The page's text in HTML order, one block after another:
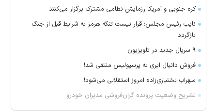
کره جنوبی و آمریکا رزمایش نظامی مشترک برگزار می‌کنند
نایب رئیس مجلس: قرار نیست تنگه هرمز به شرایط قبل از جنگ
بازگردد
۹ سریال جدید در تلویزیون
فروش دانیال ایری به پرسپولیس منتفی شد!
سهراب بختیاری‌زاده امروز استقلالی می‌شود!
تشریح وضعیت پرونده گران‌فروشی مدیران خودرو